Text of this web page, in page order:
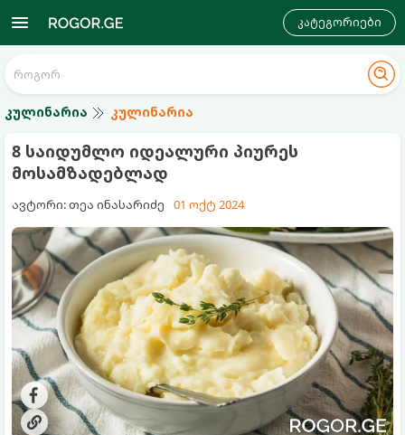
კატეგორიები
კულინარია კულინარია
8 საიდუმლო იდეალური პიურეს
მოსამზადებლად
ავტორი: თეა ინასარიძე 01 ოქტ 2024